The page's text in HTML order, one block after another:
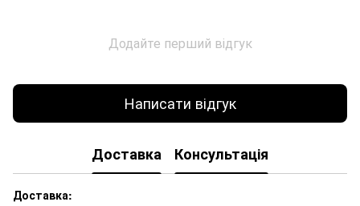
Додайте перший відгук
Написати відгук
Доставка Консультація
Доставка: